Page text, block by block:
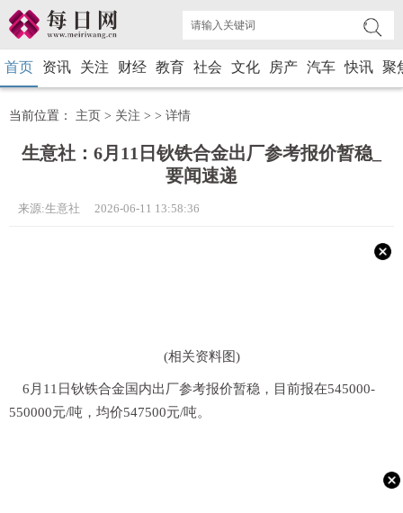
首页 资讯 关注 财经 教育 社会 文化 房产 汽车 快讯 聚
当前位置： 主页 > 关注 > > 详情
生意社：6月11日钬铁合金出厂参考报价暂稳_
要闻速递
来源:生意社 2026-06-11 13:58:36
(相关资料图)
6月11日钬铁合金国内出厂参考报价暂稳，目前报在545000-
550000元/吨，均价547500元/吨。